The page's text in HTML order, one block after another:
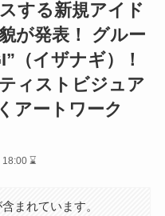
する新規アイド
が発表！ グルー
（イザナギ）！
ィストビジュア
アートワーク
⌛
まれています。